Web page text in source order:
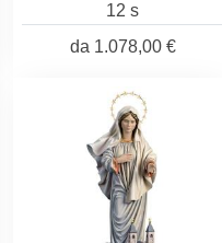
12 s
da 1.078,00 €